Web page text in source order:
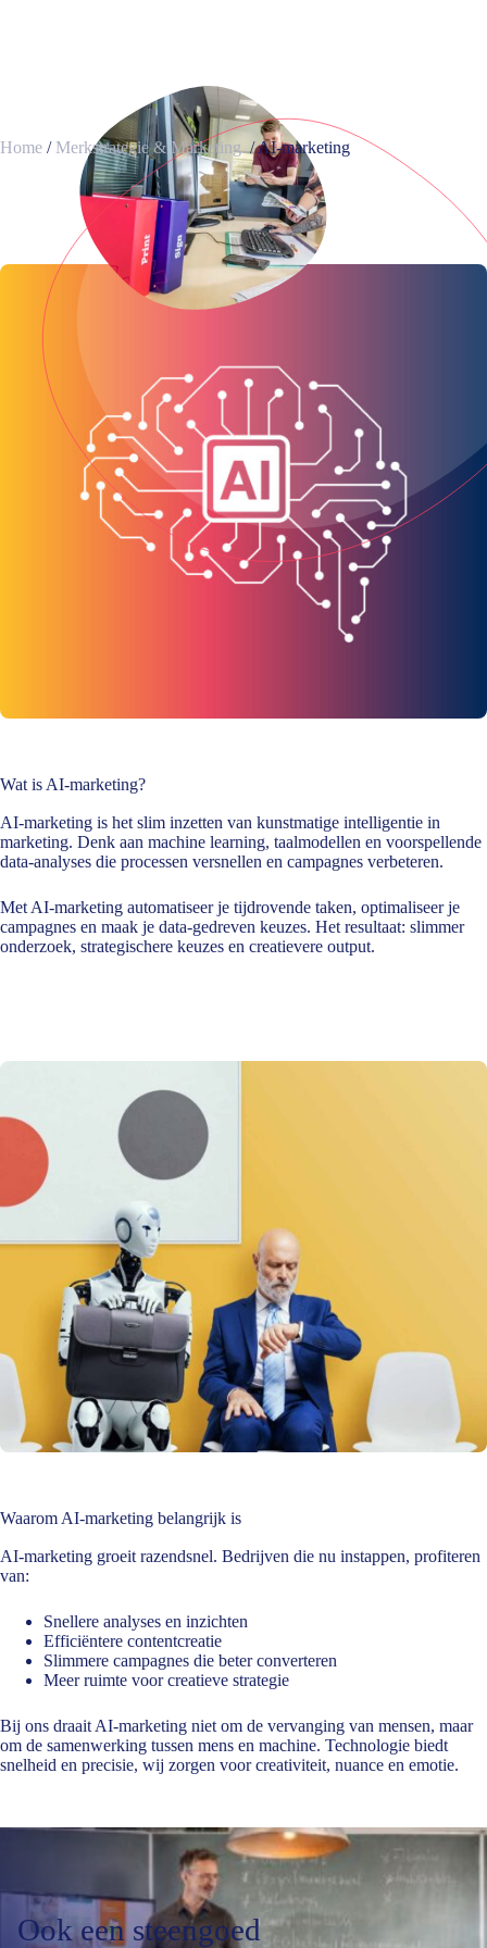
Home / Merkstrategie & Marketing./AI-marketing
Wat is AI-marketing?
AI-marketing is het slim inzetten van kunstmatige intelligentie in
marketing. Denk aan machine learning, taalmodellen en voorspellende
data-analyses die processen versnellen en campagnes verbeteren.
Met AI-marketing automatiseer je tijdrovende taken, optimaliseer je
campagnes en maak je data-gedreven keuzes. Het resultaat: slimmer
onderzoek, strategischere keuzes en creatievere output.
Waarom AI-marketing belangrijk is
AI-marketing groeit razendsnel. Bedrijven die nu instappen, profiteren
van:
Snellere analyses en inzichten
Efficiëntere contentcreatie
Slimmere campagnes die beter converteren
Meer ruimte voor creatieve strategie
Bij ons draait AI-marketing niet om de vervanging van mensen, maar
om de samenwerking tussen mens en machine. Technologie biedt
snelheid en precisie, wij zorgen voor creativiteit, nuance en emotie.
Ook een steengoed